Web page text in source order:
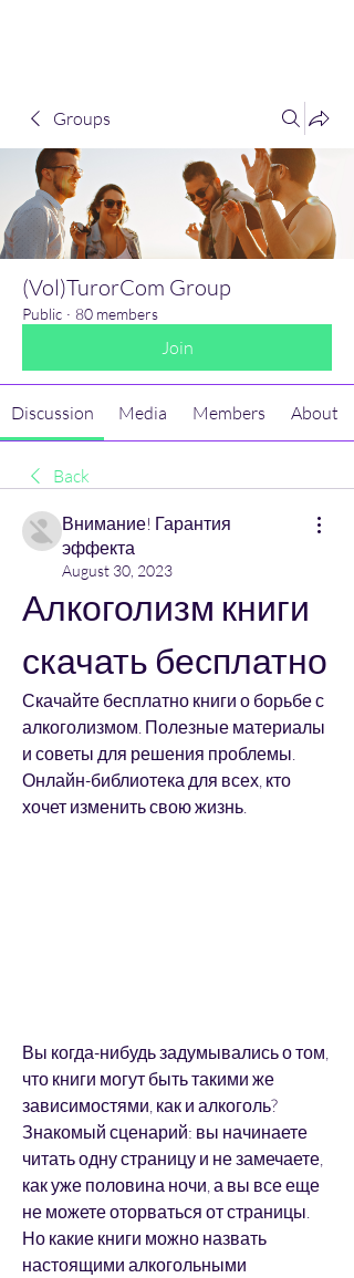
Groups
(Vol)TurorCom Group
Public · 80 members
Join
Discussion Media Members About
Back
Внимание! Гарантия
эффекта
August 30, 2023
Алкоголизм книги
скачать бесплатно
Скачайте бесплатно книги о борьбе с
алкоголизмом. Полезные материалы
и советы для решения проблемы.
Онлайн-библиотека для всех, кто
хочет изменить свою жизнь.
Вы когда-нибудь задумывались о том,
что книги могут быть такими же
зависимостями, как и алкоголь?
Знакомый сценарий: вы начинаете
читать одну страницу и не замечаете,
как уже половина ночи, а вы все еще
не можете оторваться от страницы.
Но какие книги можно назвать
настоящими алкогольными